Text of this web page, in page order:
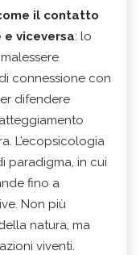
il contatto
viceversa: lo
connessione con
difendere
L’ecopsicologia
paradigma, in cui
fino a
Non più
natura, ma
viventi.